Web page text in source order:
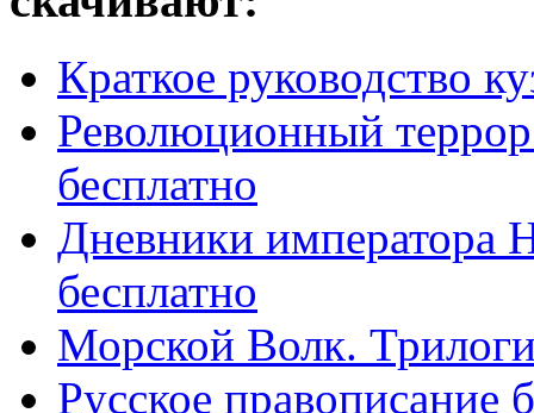
Краткое руководство
Революционный
бесплатно
Дневники императора
бесплатно
Морской Волк.
Русское правописание